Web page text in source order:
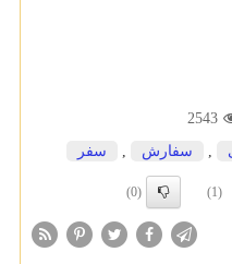
2543
سفارش سفر
(1)
(0)